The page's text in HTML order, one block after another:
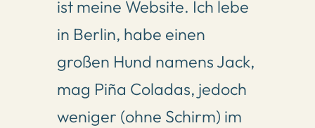
ist meine Website. Ich lebe
in Berlin, habe einen
großen Hund namens Jack,
mag Piña Coladas, jedoch
weniger (ohne Schirm) im